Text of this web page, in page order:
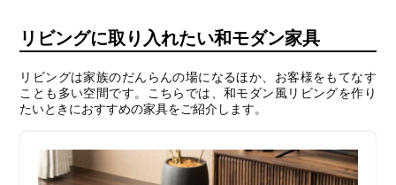
リビングに取り入れたい和モダン家具
リビングは家族のだんらんの場になるほか、お客様をもてなす
ことも多い空間です。こちらでは、和モダン風リビングを作り
たいときにおすすめの家具をご紹介します。